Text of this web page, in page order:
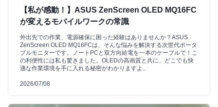
【私が感動！】ASUS ZenScreen OLED MQ16FC
が変えるモバイルワークの常識
外出先での作業、電源確保に困った経験はありませんか？ASUS
ZenScreen OLED MQ16FCは、そんな悩みを解決する次世代ポータ
ブルモニターです。ノートPCと双方向給電を一本のケーブルで！こ
の利便性には私も驚きました。OLEDの高画質と共に、どこでも快
適な作業環境を手に入れる秘密がわかりますよ。
2026/07/08